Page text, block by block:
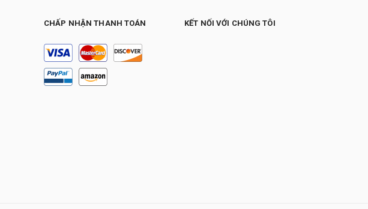
CHẤP NHẬN THANH TOÁN KẾT NỐI VỚI CHÚNG TÔI